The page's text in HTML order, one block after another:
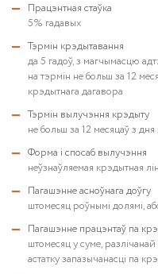
Працэнтная стаўка
5% гадавых
Тэрмін крэдытавання
да 5 гадоў, з магчымасцю
на тэрмін не больш за 12
крэдытнага дагавора
Тэрмін вылучэння крэдыту
не больш за 12 месяцаў з
Форма і спосаб вылучэння
неўзнаўляемая крэдытная
Пагашэнне асноўнага доўгу
штомесяц роўнымі долямі,
Пагашэнне працэнтаў па
штомесяц у суме,
астатку запазычанасці па